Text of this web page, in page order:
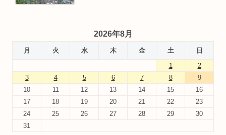
2026年8月
月 火 水 木 金 土
日
1
2
3
4 5 6 7 8
9
10
11 12 13 14 15
16
17
18 19 20 21 22
23
24
25 26 27 28 29
30
31